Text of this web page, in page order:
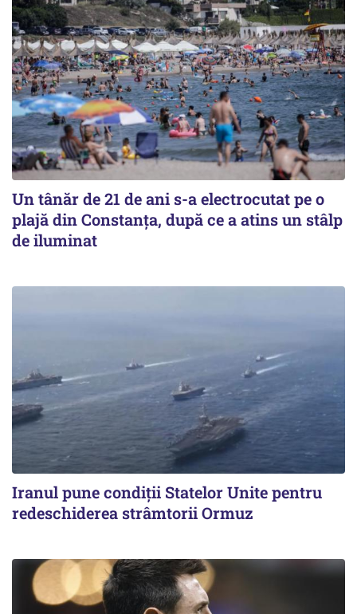
Un tânăr de 21 de ani s-a electrocutat pe o
plajă din Constanța, după ce a atins un stâlp
de iluminat
Iranul pune condiții Statelor Unite pentru
redeschiderea strâmtorii Ormuz